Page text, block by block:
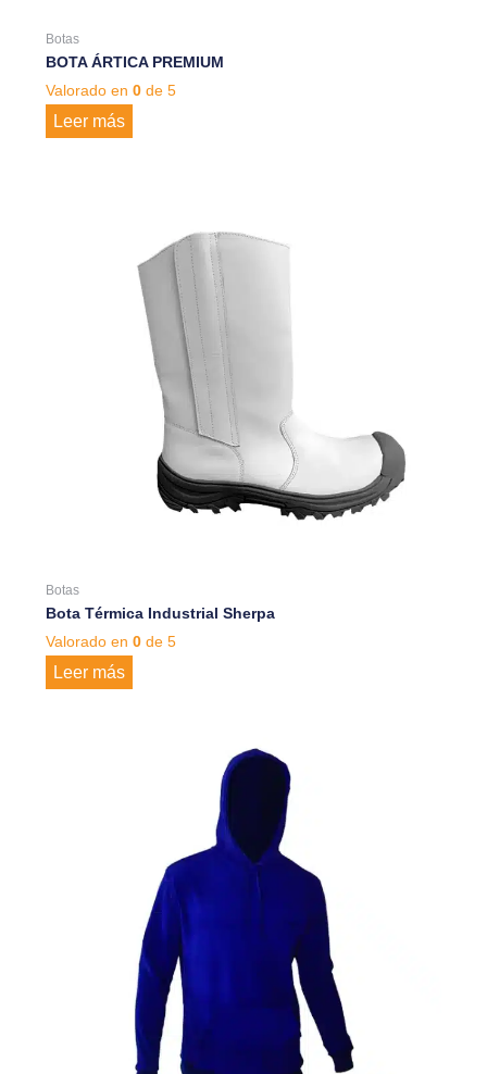
Botas
BOTA ÁRTICA PREMIUM
Valorado en0 de 5
Leer más
Botas
Bota Térmica Industrial Sherpa
Valorado en0 de 5
Leer más